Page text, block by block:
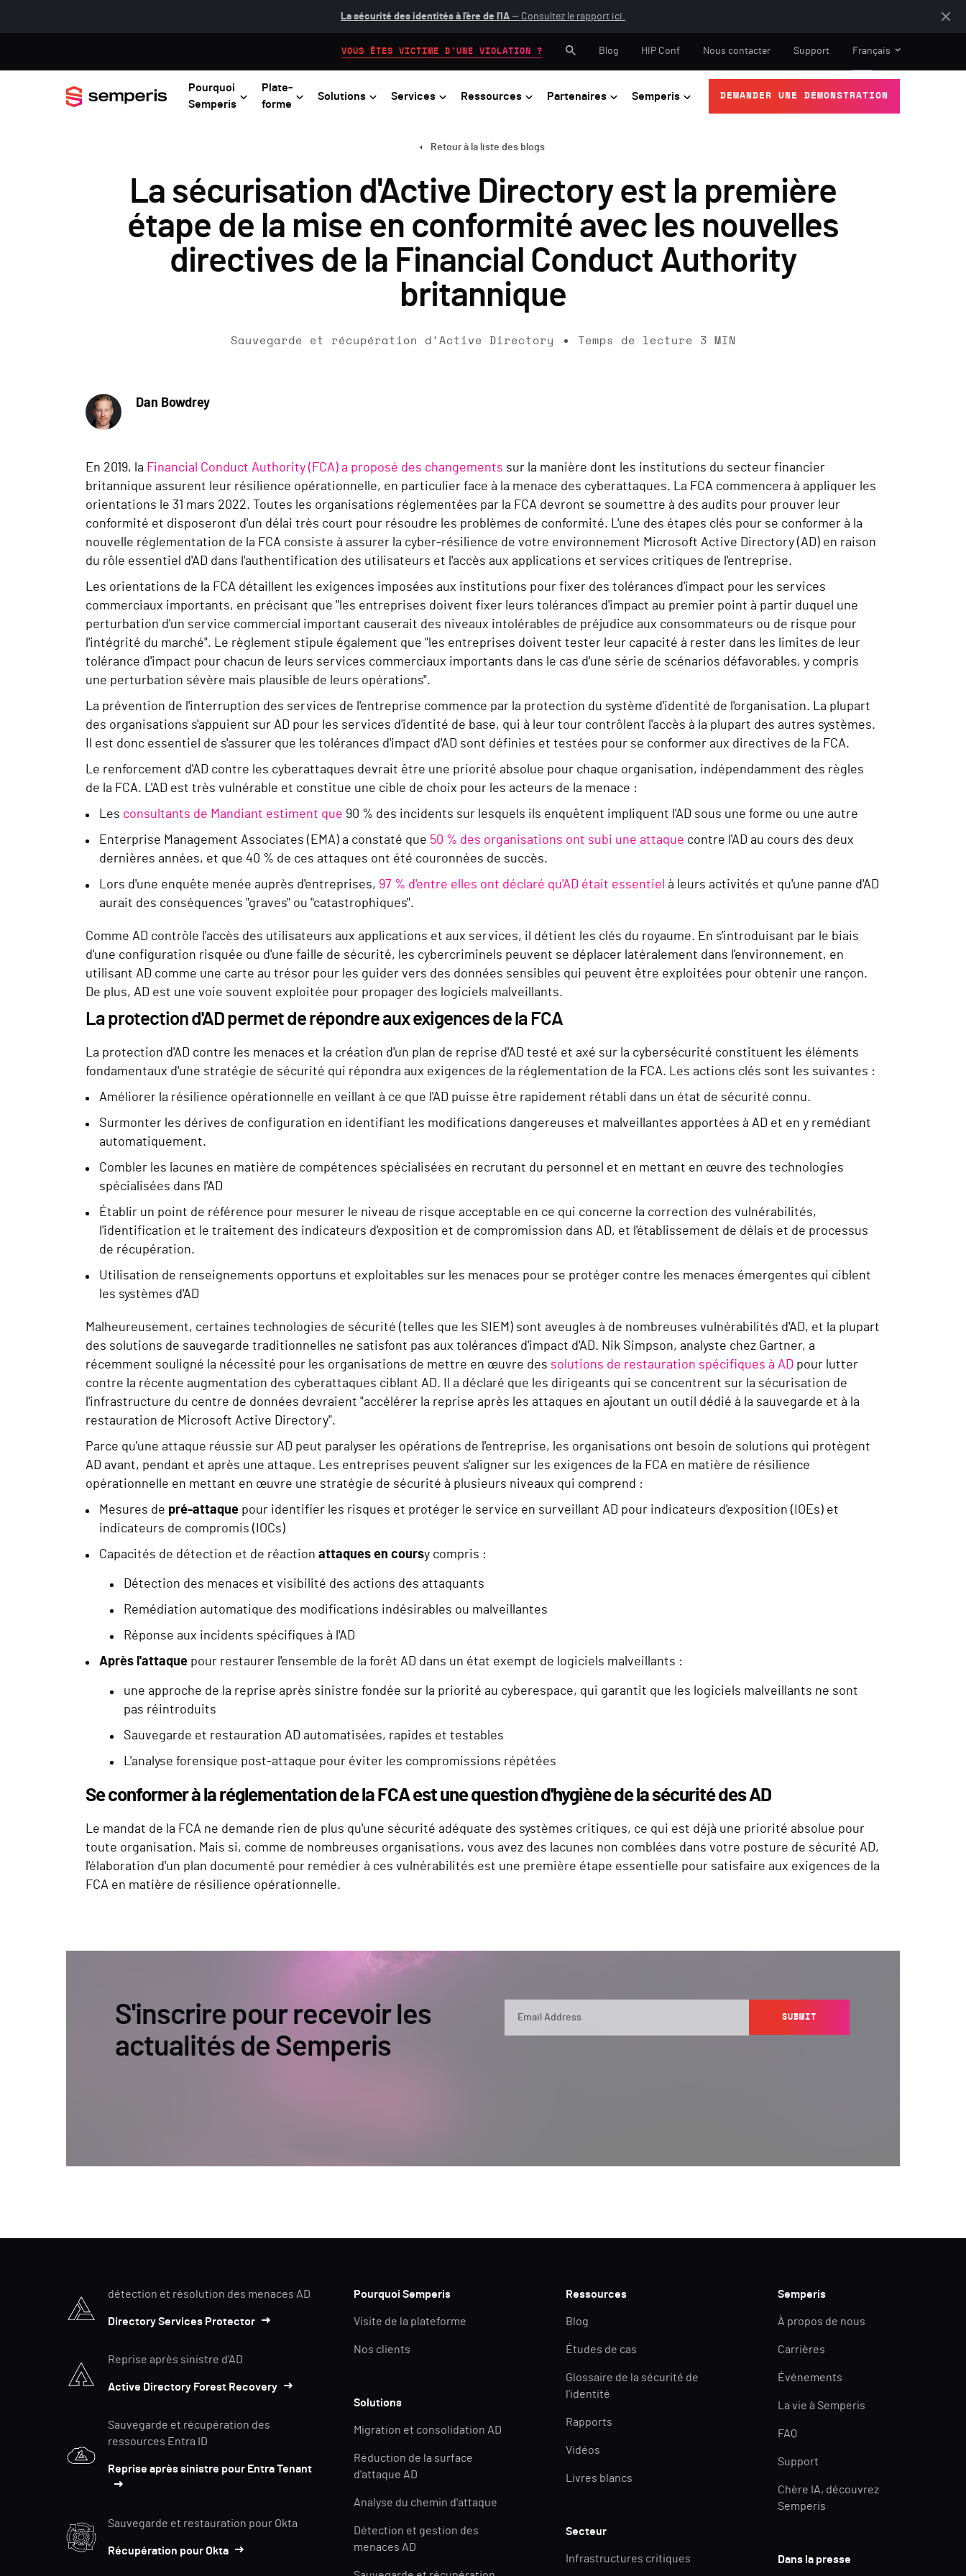
La sécurité des identités à l'ère de l'IA — Consultez le rapport ici.
Pourquoi
Semperis
Plate-
forme
Solutions Services Ressources Partenaires Semperis DEMANDER UNE DÉMONSTRATION
VOUS ÊTES VICTIME D'UNE VIOLATION ? Blog HIP Conf Nous contacter Support Français
Retour à la liste des blogs
La sécurisation d'Active Directory est la première
étape de la mise en conformité avec les nouvelles
directives de la Financial Conduct Authority
britannique
Sauvegarde et récupération d'Active Directory Temps de lecture 3 MIN
Dan Bowdrey
En 2019, la Financial Conduct Authority (FCA) a proposé des changements sur la manière dont les institutions du secteur financier
britannique assurent leur résilience opérationnelle, en particulier face à la menace des cyberattaques. La FCA commencera à appliquer les
orientations le 31 mars 2022. Toutes les organisations réglementées par la FCA devront se soumettre à des audits pour prouver leur
conformité et disposeront d'un délai très court pour résoudre les problèmes de conformité. L'une des étapes clés pour se conformer à la
nouvelle réglementation de la FCA consiste à assurer la cyber-résilience de votre environnement Microsoft Active Directory (AD) en raison
du rôle essentiel d'AD dans l'authentification des utilisateurs et l'accès aux applications et services critiques de l'entreprise.
Les orientations de la FCA détaillent les exigences imposées aux institutions pour fixer des tolérances d'impact pour les services
commerciaux importants, en précisant que "les entreprises doivent fixer leurs tolérances d'impact au premier point à partir duquel une
perturbation d'un service commercial important causerait des niveaux intolérables de préjudice aux consommateurs ou de risque pour
l'intégrité du marché". Le règlement stipule également que "les entreprises doivent tester leur capacité à rester dans les limites de leur
tolérance d'impact pour chacun de leurs services commerciaux importants dans le cas d'une série de scénarios défavorables, y compris
une perturbation sévère mais plausible de leurs opérations".
La prévention de l'interruption des services de l'entreprise commence par la protection du système d'identité de l'organisation. La plupart
des organisations s'appuient sur AD pour les services d'identité de base, qui à leur tour contrôlent l'accès à la plupart des autres systèmes.
Il est donc essentiel de s'assurer que les tolérances d'impact d'AD sont définies et testées pour se conformer aux directives de la FCA.
Le renforcement d'AD contre les cyberattaques devrait être une priorité absolue pour chaque organisation, indépendamment des règles
de la FCA. L'AD est très vulnérable et constitue une cible de choix pour les acteurs de la menace :
Les consultants de Mandiant estiment que 90 % des incidents sur lesquels ils enquêtent impliquent l'AD sous une forme ou une autre
Enterprise Management Associates (EMA) a constaté que 50 % des organisations ont subi une attaque contre l'AD au cours des deux
dernières années, et que 40 % de ces attaques ont été couronnées de succès.
Lors d'une enquête menée auprès d'entreprises, 97 % d'entre elles ont déclaré qu'AD était essentiel à leurs activités et qu'une panne d'AD
aurait des conséquences "graves" ou "catastrophiques".
Comme AD contrôle l'accès des utilisateurs aux applications et aux services, il détient les clés du royaume. En s'introduisant par le biais
d'une configuration risquée ou d'une faille de sécurité, les cybercriminels peuvent se déplacer latéralement dans l'environnement, en
utilisant AD comme une carte au trésor pour les guider vers des données sensibles qui peuvent être exploitées pour obtenir une rançon.
De plus, AD est une voie souvent exploitée pour propager des logiciels malveillants.
La protection d'AD permet de répondre aux exigences de la FCA
La protection d'AD contre les menaces et la création d'un plan de reprise d'AD testé et axé sur la cybersécurité constituent les éléments
fondamentaux d'une stratégie de sécurité qui répondra aux exigences de la réglementation de la FCA. Les actions clés sont les suivantes :
Améliorer la résilience opérationnelle en veillant à ce que l'AD puisse être rapidement rétabli dans un état de sécurité connu.
Surmonter les dérives de configuration en identifiant les modifications dangereuses et malveillantes apportées à AD et en y remédiant
automatiquement.
Combler les lacunes en matière de compétences spécialisées en recrutant du personnel et en mettant en œuvre des technologies
spécialisées dans l'AD
Établir un point de référence pour mesurer le niveau de risque acceptable en ce qui concerne la correction des vulnérabilités,
l'identification et le traitement des indicateurs d'exposition et de compromission dans AD, et l'établissement de délais et de processus
de récupération.
Utilisation de renseignements opportuns et exploitables sur les menaces pour se protéger contre les menaces émergentes qui ciblent
les systèmes d'AD
Malheureusement, certaines technologies de sécurité (telles que les SIEM) sont aveugles à de nombreuses vulnérabilités d'AD, et la plupart
des solutions de sauvegarde traditionnelles ne satisfont pas aux tolérances d'impact d'AD. Nik Simpson, analyste chez Gartner, a
récemment souligné la nécessité pour les organisations de mettre en œuvre des solutions de restauration spécifiques à AD pour lutter
contre la récente augmentation des cyberattaques ciblant AD. Il a déclaré que les dirigeants qui se concentrent sur la sécurisation de
l'infrastructure du centre de données devraient "accélérer la reprise après les attaques en ajoutant un outil dédié à la sauvegarde et à la
restauration de Microsoft Active Directory".
Parce qu'une attaque réussie sur AD peut paralyser les opérations de l'entreprise, les organisations ont besoin de solutions qui protègent
AD avant, pendant et après une attaque. Les entreprises peuvent s'aligner sur les exigences de la FCA en matière de résilience
opérationnelle en mettant en œuvre une stratégie de sécurité à plusieurs niveaux qui comprend :
Mesures de pré-attaque pour identifier les risques et protéger le service en surveillant AD pour indicateurs d'exposition (IOEs) et
indicateurs de compromis (IOCs)
Capacités de détection et de réaction attaques en coursy compris :
Détection des menaces et visibilité des actions des attaquants
Remédiation automatique des modifications indésirables ou malveillantes
Réponse aux incidents spécifiques à l'AD
Après l'attaque pour restaurer l'ensemble de la forêt AD dans un état exempt de logiciels malveillants :
une approche de la reprise après sinistre fondée sur la priorité au cyberespace, qui garantit que les logiciels malveillants ne sont
pas réintroduits
Sauvegarde et restauration AD automatisées, rapides et testables
L'analyse forensique post-attaque pour éviter les compromissions répétées
Se conformer à la réglementation de la FCA est une question d'hygiène de la sécurité des AD
Le mandat de la FCA ne demande rien de plus qu'une sécurité adéquate des systèmes critiques, ce qui est déjà une priorité absolue pour
toute organisation. Mais si, comme de nombreuses organisations, vous avez des lacunes non comblées dans votre posture de sécurité AD,
l'élaboration d'un plan documenté pour remédier à ces vulnérabilités est une première étape essentielle pour satisfaire aux exigences de la
FCA en matière de résilience opérationnelle.
S'inscrire pour recevoir les
actualités de Semperis
SUBMIT
détection et résolution des menaces AD
Directory Services Protector
Reprise après sinistre d'AD
Active Directory Forest Recovery
Sauvegarde et récupération des
ressources Entra ID
Reprise après sinistre pour Entra Tenant
Sauvegarde et restauration pour Okta
Récupération pour Okta
Pourquoi Semperis
Visite de la plateforme
Nos clients
Solutions
Migration et consolidation AD
Réduction de la surface
d'attaque AD
Analyse du chemin d'attaque
Détection et gestion des
menaces AD
Ressources
Blog
Études de cas
Glossaire de la sécurité de
l'identité
Rapports
Vidéos
Livres blancs
Secteur
Infrastructures critiques
Semperis
À propos de nous
Carrières
Événements
La vie à Semperis
FAQ
Support
Chère IA, découvrez
Semperis
Dans la presse